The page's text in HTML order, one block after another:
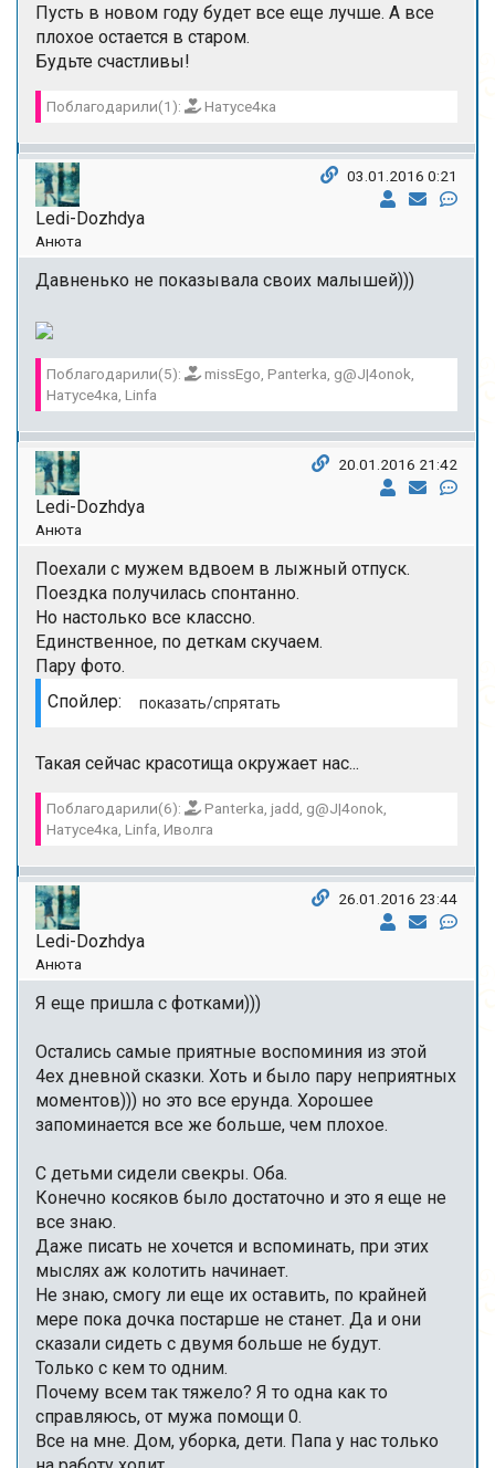
Пусть в новом году будет все еще лучше. А все
плохое остается в старом.
Будьте счастливы!
Поблагодарили(1): Натусе4ка
Ledi-Dozhdya
Анюта
03.01.2016 0:21
Давненько не показывала своих малышей)))
Поблагодарили(5):
missEgo, Panterka, g@J|4onok,
Натусе4ка, Linfa
Ledi-Dozhdya
Анюта
20.01.2016 21:42
Поехали с мужем вдвоем в лыжный отпуск.
Поездка получилась спонтанно.
Но настолько все классно.
Единственное, по деткам скучаем.
Пару фото.
Спойлер:
Такая сейчас красотища окружает нас...
Поблагодарили(6):
Panterka, jadd, g@J|4onok,
Натусе4ка, Linfa, Иволга
Ledi-Dozhdya
Анюта
26.01.2016 23:44
Я еще пришла с фотками)))
Остались самые приятные воспоминия из этой
4ех дневной сказки. Хоть и было пару неприятных
моментов))) но это все ерунда. Хорошее
запоминается все же больше, чем плохое.
С детьми сидели свекры. Оба.
Конечно косяков было достаточно и это я еще не
все знаю.
Даже писать не хочется и вспоминать, при этих
мыслях аж колотить начинает.
Не знаю, смогу ли еще их оставить, по крайней
мере пока дочка постарше не станет. Да и они
сказали сидеть с двумя больше не будут.
Только с кем то одним.
Почему всем так тяжело? Я то одна как то
справляюсь, от мужа помощи 0.
Все на мне. Дом, уборка, дети. Папа у нас только